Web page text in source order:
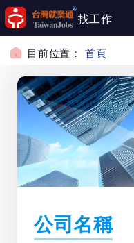
跳到主要內容
找工作
目前位置： 首頁
公司名稱